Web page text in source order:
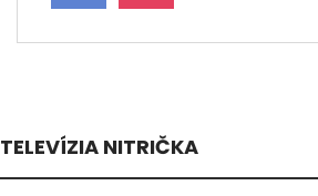
TELEVÍZIA NITRIČKA